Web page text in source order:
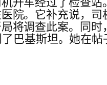
院。它补充说，
将调查此案。同
巴基斯坦。她在